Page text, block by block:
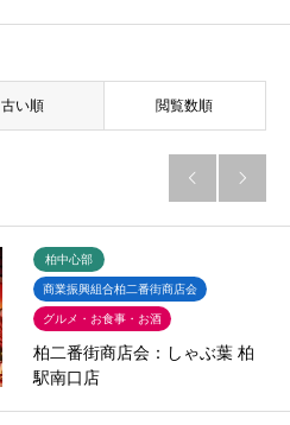
古い順 閲覧数順
 
柏中心部
商業振興組合柏二番街商店会
グルメ・お食事・お酒
柏二番街商店会：しゃぶ葉 柏
駅南口店